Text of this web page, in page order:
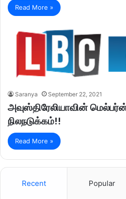
Read More »
Saranya September 22, 2021
அவுஸ்திரேலியாவின் மெல்பர்ன்
நிலநடுக்கம்!!
Read More »
Recent Popular